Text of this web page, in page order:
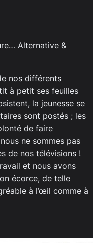
Alternative &
nos différents
à petit ses feuilles
la jeunesse se
sont postés ; les
de faire
ne sommes pas
de nos télévisions !
et nous avons
écorce, de telle
à l’œil comme à